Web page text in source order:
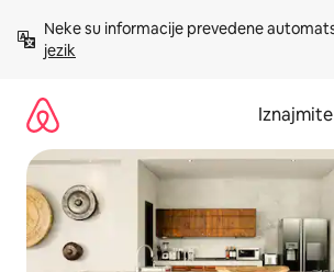
sadržaj
Neke su informacije prevedene
jezik